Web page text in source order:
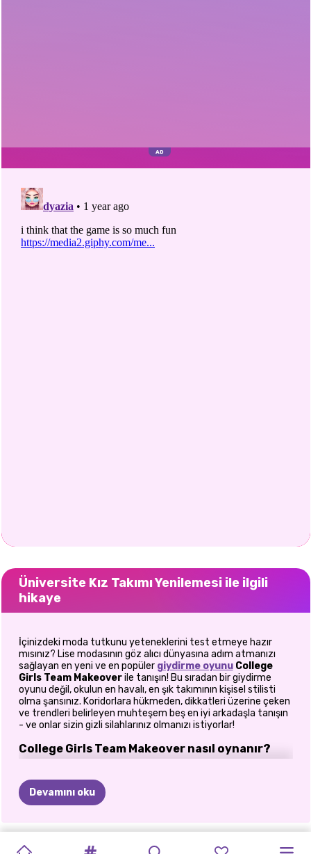
Üniversite Kız Takımı Yenilemesi ile ilgili
hikaye
İçinizdeki moda tutkunu yeteneklerini test etmeye hazır
mısınız? Lise modasının göz alıcı dünyasına adım atmanızı
sağlayan en yeni ve en popüler giydirme oyunu College
Girls Team Makeoverile tanışın! Bu sıradan bir giydirme
oyunu değil, okulun en havalı, en şık takımının kişisel stilisti
olma şansınız. Koridorlara hükmeden, dikkatleri üzerine çeken
ve trendleri belirleyen muhteşem beş en iyi arkadaşla tanışın
- ve onlar sizin gizli silahlarınız olmanızı istiyorlar!
College Girls Team Makeover nasıl oynanır?
College Girl Team Makeover oyunu, kampüs stilinin kraliçeleri
olan beş ayrılmaz arkadaştan oluşan en iyi lise kız takımıyla
kalmak için ihtiyaç duydukları tek bir şey var: siz! Modaya olan
Devamını oku
OKULA
ELLIE KÖTÜLER
LISE SISTERS PRENSESLER